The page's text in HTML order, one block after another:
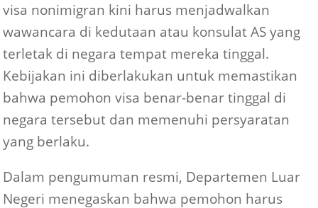
visa nonimigran kini harus menjadwalkan
wawancara di kedutaan atau konsulat AS yang
terletak di negara tempat mereka tinggal.
Kebijakan ini diberlakukan untuk memastikan
bahwa pemohon visa benar-benar tinggal di
negara tersebut dan memenuhi persyaratan
yang berlaku.
Dalam pengumuman resmi, Departemen Luar
Negeri menegaskan bahwa pemohon harus